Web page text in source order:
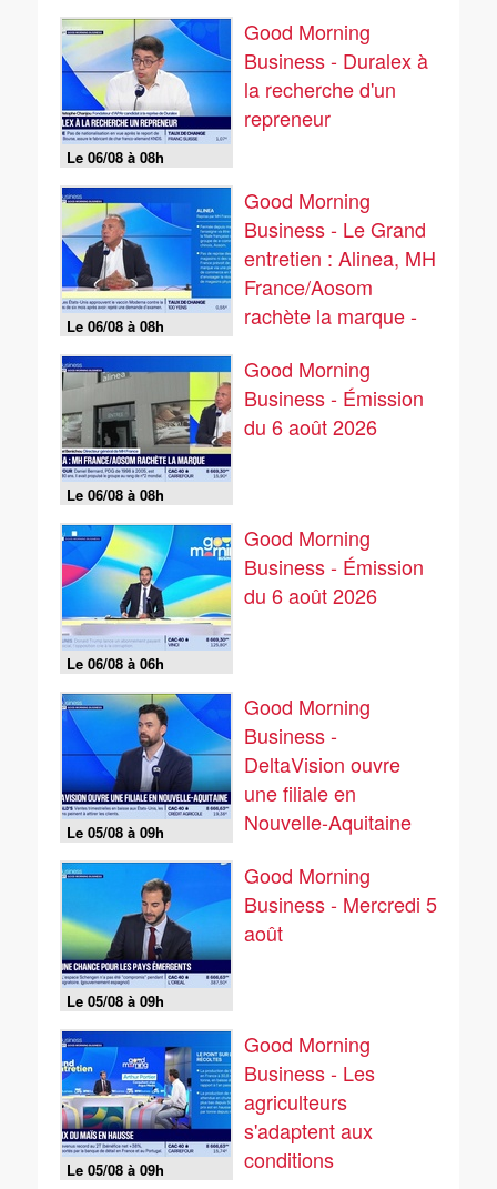
Le 06/08 à 08h
Good Morning
Business - Duralex à
la recherche d'un
repreneur
Le 06/08 à 08h
Good Morning
Business - Le Grand
entretien : Alinea, MH
France/Aosom
rachète la marque -
Le 06/08 à 08h
Good Morning
Business - Émission
du 6 août 2026
Le 06/08 à 06h
Good Morning
Business - Émission
du 6 août 2026
Le 05/08 à 09h
Good Morning
Business -
DeltaVision ouvre
une filiale en
Nouvelle-Aquitaine
Le 05/08 à 09h
Good Morning
Business - Mercredi 5
août
Le 05/08 à 09h
Good Morning
Business - Les
agriculteurs
s'adaptent aux
conditions